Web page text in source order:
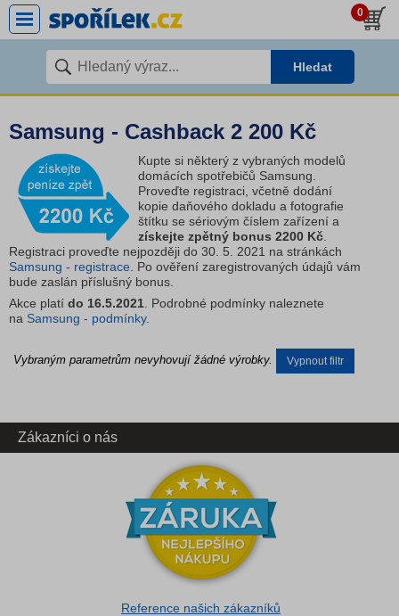
0
Hledat
Samsung - Cashback 2 200 Kč
Kupte si některý z vybraných modelů
domácích spotřebičů Samsung.
Proveďte registraci, včetně dodání
kopie daňového dokladu a fotografie
štítku se sériovým číslem zařízení a
získejte zpětný bonus 2200 Kč
Registraci proveďte nejpozději do 30. 5. 2021 na stránkách
Samsung - registrace . Po ověření zaregistrovaných údajů vám
bude zaslán příslušný bonus.
Akce platí do 16.5.2021 . Podrobné podmínky naleznete
na Samsung - podmínky.
Vybraným parametrům nevyhovují žádné výrobky. Vypnout filtr
Zákazníci o nás
Reference našich zákazníků